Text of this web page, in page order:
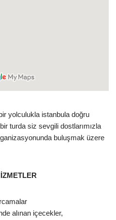
yolculukla istanbula doğru
turda siz sevgili dostlarımızla
buluşmak üzere
alınan içecekler,